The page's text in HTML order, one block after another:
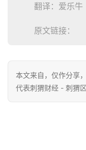
翻译：爱乐牛
原文链接：
本文来自 ，仅作分享
代表刺猬财经 - 刺猬